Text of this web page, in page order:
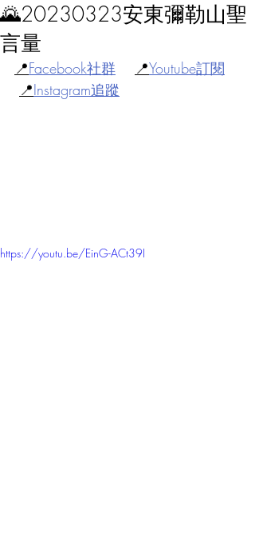
🌄20230323安東彌勒山聖
言量
📍Facebook社群 📍Youtube訂閱
📍Instagram追蹤
https://youtu.be/EinG-ACt39I